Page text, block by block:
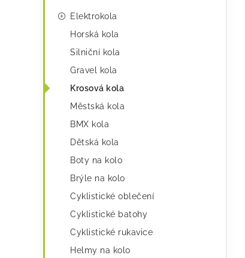
o
r
Elektrokola
Horská kola
Silniční kola
Gravel kola
Krosová kola
Městská kola
BMX kola
Dětská kola
Boty na kolo
Brýle na kolo
Cyklistické oblečení
Cyklistické batohy
Cyklistické rukavice
Helmy na kolo